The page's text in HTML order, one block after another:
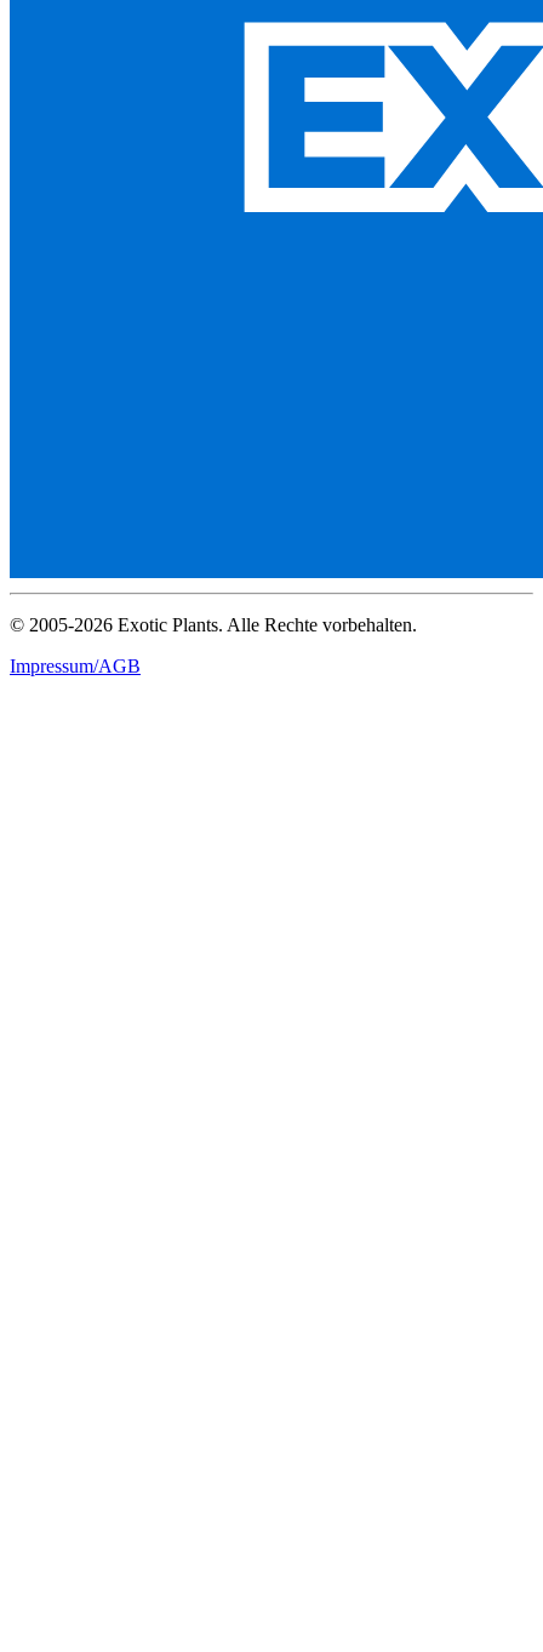
© 2005-2026 Exotic Plants. Alle Rechte vorbehalten.
Impressum/AGB